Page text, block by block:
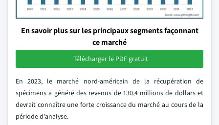
En savoir plus sur les principaux segments façonnant
ce marché
Télécharger le PDF gratuit
En 2023, le marché nord-américain de la récupération de
spécimens a généré des revenus de 130,4 millions de dollars et
devrait connaître une forte croissance du marché au cours de la
période d'analyse.